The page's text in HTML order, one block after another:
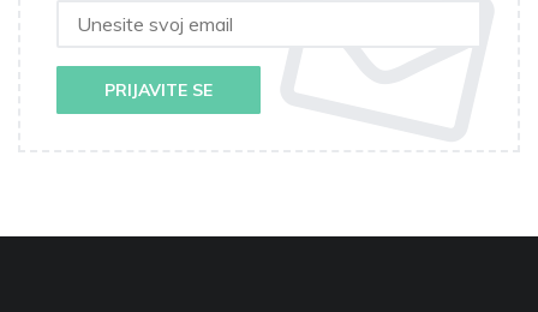
PRIJAVITE SE